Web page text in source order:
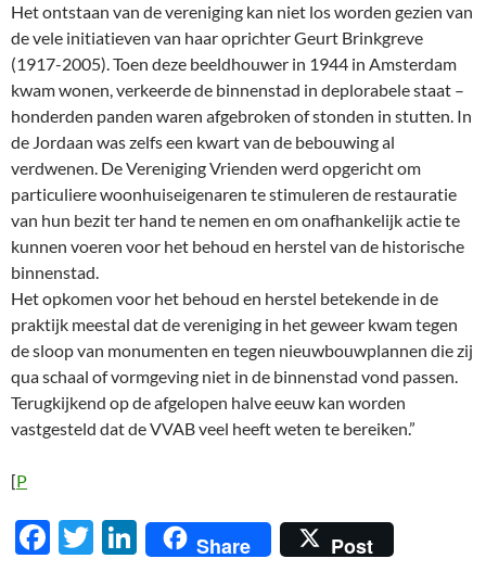
Het ontstaan van de vereniging kan niet los worden gezien van
de vele initiatieven van haar oprichter Geurt Brinkgreve
(1917-2005). Toen deze beeldhouwer in 1944 in Amsterdam
kwam wonen, verkeerde de binnenstad in deplorabele staat –
honderden panden waren afgebroken of stonden in stutten. In
de Jordaan was zelfs een kwart van de bebouwing al
verdwenen. De Vereniging Vrienden werd opgericht om
particuliere woonhuiseigenaren te stimuleren de restauratie
van hun bezit ter hand te nemen en om onafhankelijk actie te
kunnen voeren voor het behoud en herstel van de historische
binnenstad.
Het opkomen voor het behoud en herstel betekende in de
praktijk meestal dat de vereniging in het geweer kwam tegen
de sloop van monumenten en tegen nieuwbouwplannen die zij
qua schaal of vormgeving niet in de binnenstad vond passen.
Terugkijkend op de afgelopen halve eeuw kan worden
vastgesteld dat de VVAB veel heeft weten te bereiken.”
[P
F
T
Li
n
Share Post